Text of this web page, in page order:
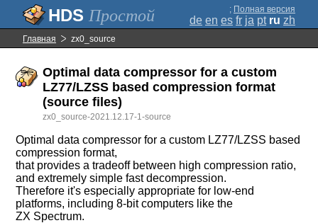
Простой ; Полная версия
de en es fr ja pt ru zh
Главная zx0_source
Optimal data compressor for a custom
LZ77/LZSS based compression format
(source files)
zx0_source-2021.12.17-1-source
Optimal data compressor for a custom LZ77/LZSS based
compression format,
that provides a tradeoff between high compression ratio,
and extremely simple fast decompression.
Therefore it's especially appropriate for low-end
platforms, including 8-bit computers like the
ZX Spectrum.